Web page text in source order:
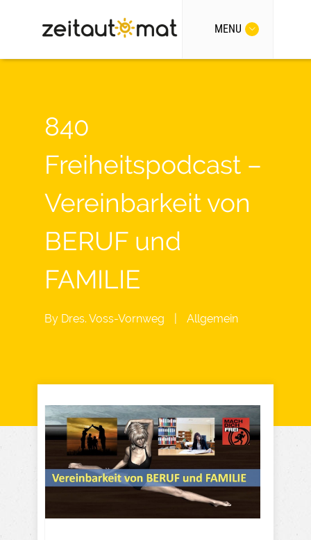
MENU
840
Freiheitspodcast –
Vereinbarkeit von
BERUF und
FAMILIE
By Dres. Voss-Vornweg Allgemein